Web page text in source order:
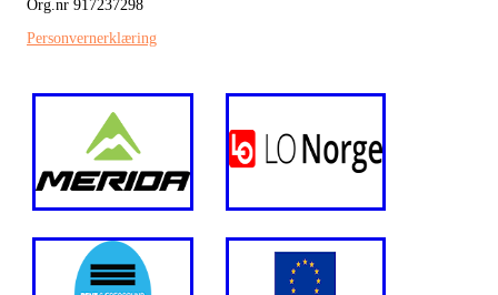
Org.nr 917237298
Personvernerklæring